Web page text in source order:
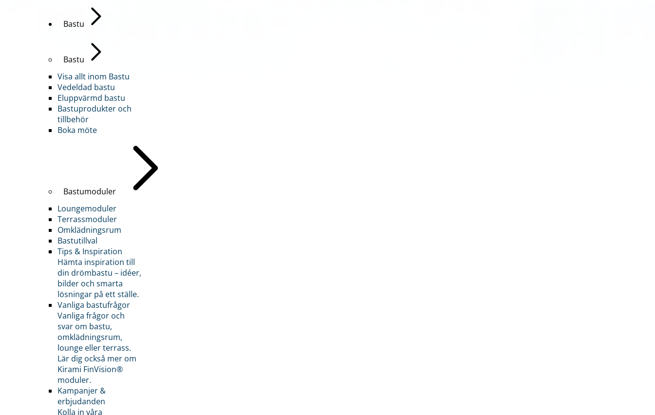
Bastu
Bastu
Visa allt inom Bastu
Vedeldad bastu
Eluppvärmd bastu
Bastuprodukter och
tillbehör
Boka möte
Bastumoduler
Loungemoduler
Terrassmoduler
Omklädningsrum
Bastutillval
Tips & Inspiration
Hämta inspiration till
din drömbastu – idéer,
bilder och smarta
lösningar på ett ställe.
Vanliga bastufrågor
Vanliga frågor och
svar om bastu,
omklädningsrum,
lounge eller terrass.
Lär dig också mer om
Kirami FinVision®
moduler.
Kampanjer &
erbjudanden
Kolla in våra